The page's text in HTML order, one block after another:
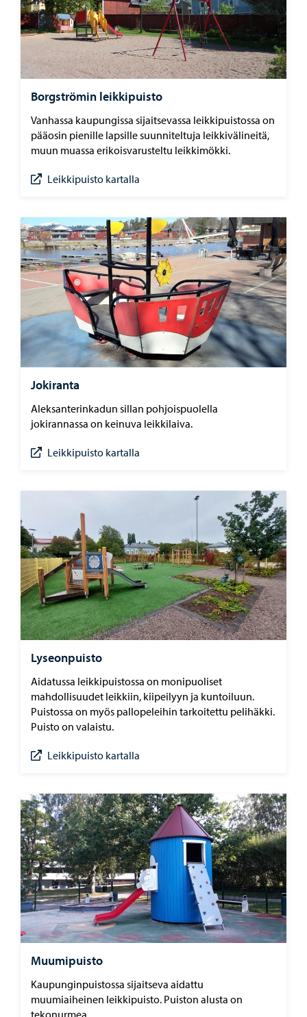
Borgströmin leikkipuisto
Vanhassa kaupungissa sijaitsevassa leikkipuistossa on
pääosin pienille lapsille suunniteltuja leikkivälineitä,
muun muassa erikoisvarusteltu leikkimökki.
Leikkipuisto kartalla
Jokiranta
Aleksanterinkadun sillan pohjoispuolella
jokirannassa on keinuva leikkilaiva.
Leikkipuisto kartalla
Lyseonpuisto
Aidatussa leikkipuistossa on monipuoliset
mahdollisuudet leikkiin, kiipeilyyn ja kuntoiluun.
Puistossa on myös pallopeleihin tarkoitettu pelihäkki.
Puisto on valaistu.
Leikkipuisto kartalla
Muumipuisto
Kaupunginpuistossa sijaitseva aidattu
muumiaiheinen leikkipuisto. Puiston alusta on
tekonurmea.